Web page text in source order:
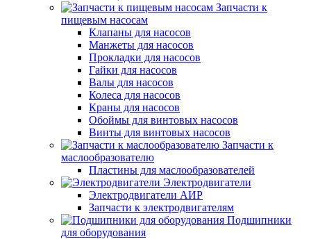
Запчасти к
пищевым насосам
Клапаны для насосов
Манжеты для насосов
Прокладки для насосов
Гайки для насосов
Валы для насосов
Колеса для насосов
Краны для насосов
Обоймы для винтовых насосов
Винты для винтовых насосов
Запчасти к
маслообразователю
Пластины для маслообразователей
Электродвигатели
Электродвигатели АИР
Запчасти к электродвигателям
Подшипники
для оборудования